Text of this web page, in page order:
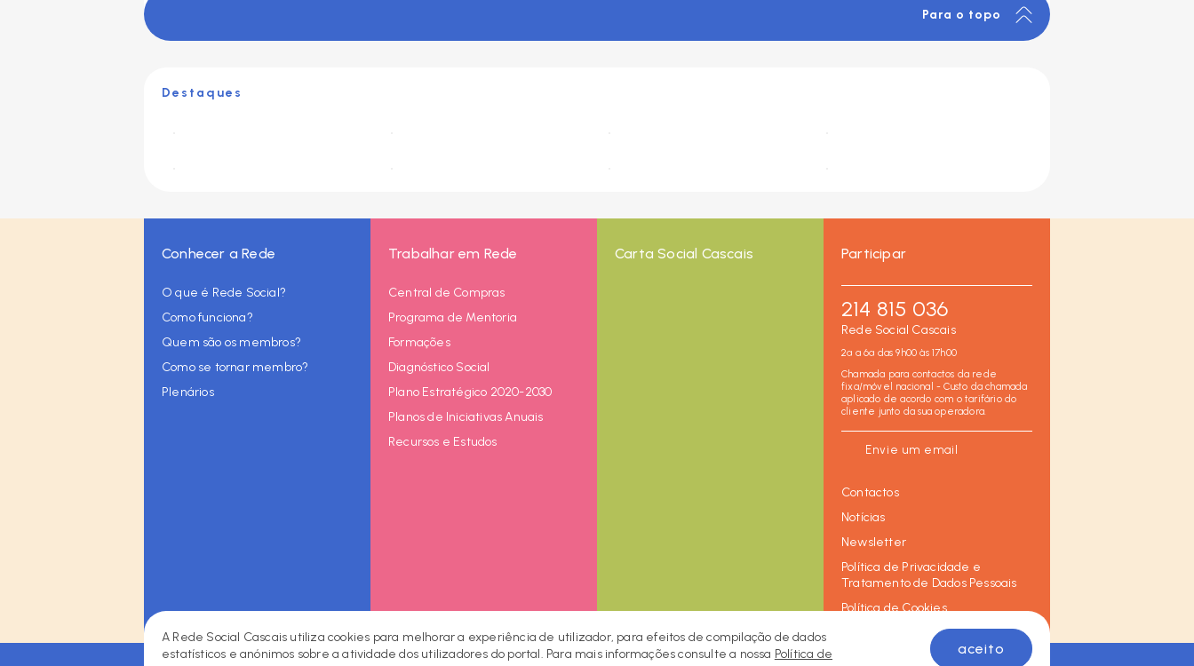
Para o topo
Destaques
Conhecer a Rede
O que é Rede Social?
Como funciona?
Quem são os membros?
Como se tornar membro?
Plenários
Trabalhar em Rede
Central de Compras
Programa de Mentoria
Formações
Diagnóstico Social
Plano Estratégico 2020-2030
Planos de Iniciativas Anuais
Recursos e Estudos
Carta Social Cascais Participar
214 815 036
Rede Social Cascais
2ª a 6ª das 9h00 às 17h00
Chamada para contactos da rede
fixa/móvel nacional - Custo da chamada
aplicado de acordo com o tarifário do
cliente junto da sua operadora.
Envie um email
Contactos
Notícias
Newsletter
Política de Privacidade e
Tratamento de Dados Pessoais
Política de Cookies
A Rede Social Cascais utiliza cookies para melhorar a experiência de utilizador, para efeitos de compilação de dados
estatísticos e anónimos sobre a atividade dos utilizadores do portal. Para mais informações consulte a nossa Política de
aceito